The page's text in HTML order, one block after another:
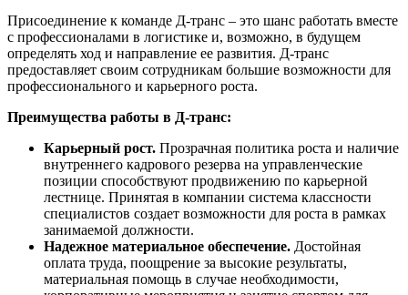
Присоединение к команде Д-транс – это шанс работать вместе
с профессионалами в логистике и, возможно, в будущем
определять ход и направление ее развития. Д-транс
предоставляет своим сотрудникам большие возможности для
профессионального и карьерного роста.
Преимущества работы в Д-транс:
Карьерный рост. Прозрачная политика роста и наличие
внутреннего кадрового резерва на управленческие
позиции способствуют продвижению по карьерной
лестнице. Принятая в компании система классности
специалистов создает возможности для роста в рамках
занимаемой должности.
Надежное материальное обеспечение. Достойная
оплата труда, поощрение за высокие результаты,
материальная помощь в случае необходимости,